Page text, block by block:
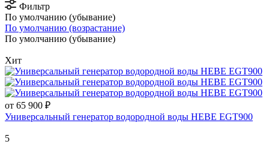
Фильтр
По умолчанию (убывание)
По умолчанию (возрастание)
По умолчанию (убывание)
Хит
от 65 900 ₽
Универсальный генератор водородной воды HEBE EGT900
5